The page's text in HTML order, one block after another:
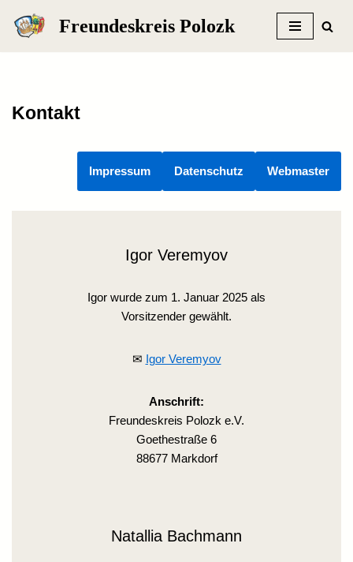
Zum
Freundeskreis Polozk
Kontakt
Impressum Datenschutz Webmaster
Igor Veremyov
Igor wurde zum 1. Januar 2025 als
Vorsitzender gewählt.
✉ Igor Veremyov
Anschrift:
Freundeskreis Polozk e.V.
Goethestraße 6
88677 Markdorf
Natallia Bachmann